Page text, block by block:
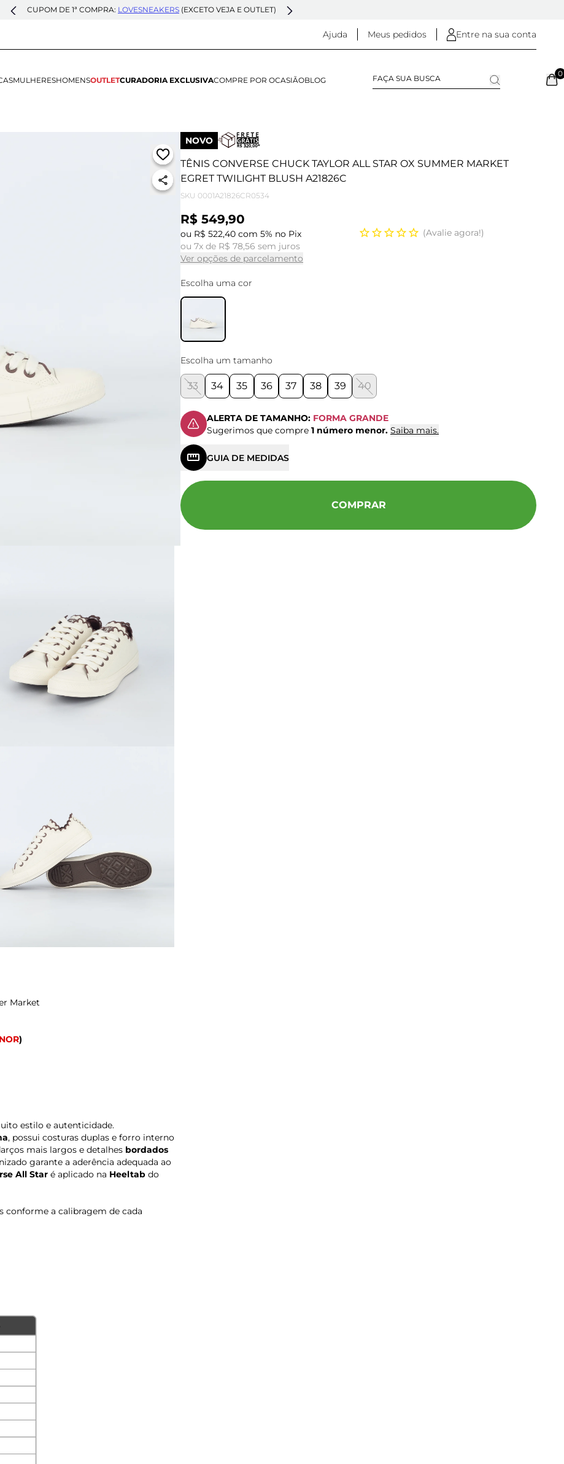
CUPOM DE 1ª COMPRA: LOVESNEAKERS (EXCETO VEJA E OUTLET)
Ajuda Meus pedidos Entre na sua conta
MULHERESHOMENSOUTLETCURADORIA EXCLUSIVACOMPRE POR OCASIÃOBLOG
0
Market
)
estilo e autenticidade.
, possui costuras duplas e forro interno
mais largos e detalhes bordados
garante a aderência adequada ao
All Star é aplicado na Heeltab do
conforme a calibragem de cada
NOVO
TÊNIS CONVERSE CHUCK TAYLOR ALL STAR OX SUMMER MARKET
EGRET TWILIGHT BLUSH A21826C
SKU 0001A21826CR0534
R$ 549,90
ou R$ 522,40 com 5% no Pix
ou 7x de R$ 78,56 sem juros
Ver opções de parcelamento
Avalie agora!
Escolha uma cor
Escolha um tamanho
33 34 35 36 37 38 39 40
ALERTA DE TAMANHO: FORMA GRANDE
Sugerimos que compre 1 número menor. Saiba mais.
GUIA DE MEDIDAS
COMPRAR